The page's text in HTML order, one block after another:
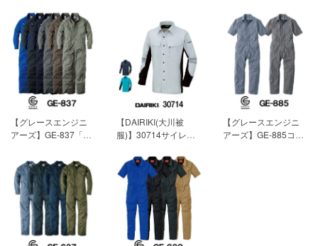
用アクセサリー」[春
夏用]
ポリエステル100％
（はっ水加工）
タレ部分はチタンコ
ーティング
バンド：ゴムバンド
ダクトー調整はマジ
ックテープ 6,985円
(税込)
みトリコット
【混率】ナイロン
90% ポリウレタン
10% 2,475円(税込)
袖ブルゾン」[春夏用]
【素材】交織トロピ
カル（帯電防止糸混
入）
【混率】ポリエステ
ル79％ 綿20％ そ
の他1％ 6,270円(税
【グレースエンジニ
アーズ】GE-837「オ
ぎ・サマー」[春夏用]
【素材】ポリエステ
ル65％・綿35％ （目
付量185g/㎡・生地厚
4） 4,840円(税込)
【DAIRIKI(大川被
服)】30714サイレン
ツ」[春夏用]【素材】
特殊紡績糸ポプリン
【混率】綿70％・ポ
リエステル30％
4,510円(税込)
【グレースエンジニ
アーズ】GE-885コッ